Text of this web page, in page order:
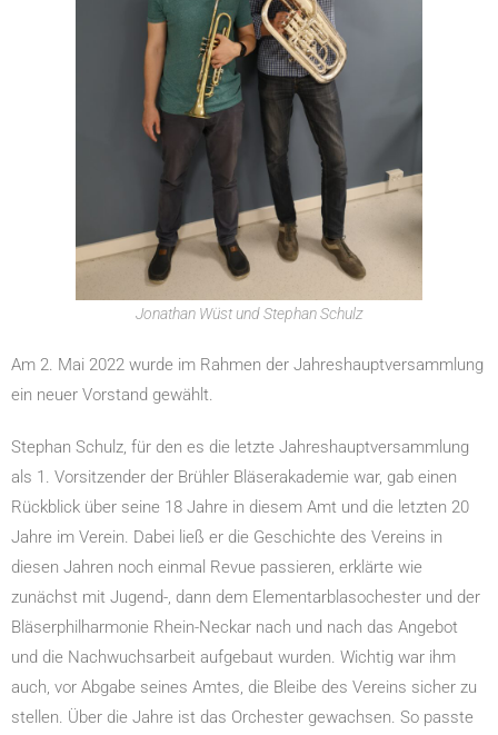
Jonathan Wüst und Stephan Schulz
Am 2. Mai 2022 wurde im Rahmen der Jahreshauptversammlung
ein neuer Vorstand gewählt.
Stephan Schulz, für den es die letzte Jahreshauptversammlung
als 1. Vorsitzender der Brühler Bläserakademie war, gab einen
Rückblick über seine 18 Jahre in diesem Amt und die letzten 20
Jahre im Verein. Dabei ließ er die Geschichte des Vereins in
diesen Jahren noch einmal Revue passieren, erklärte wie
zunächst mit Jugend-, dann dem Elementarblasochester und der
Bläserphilharmonie Rhein-Neckar nach und nach das Angebot
und die Nachwuchsarbeit aufgebaut wurden. Wichtig war ihm
auch, vor Abgabe seines Amtes, die Bleibe des Vereins sicher zu
stellen. Über die Jahre ist das Orchester gewachsen. So passte